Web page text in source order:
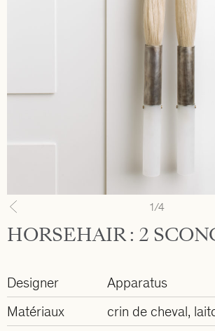
Previous 1/4
HORSEHAIR : 2
Designer
Apparatus
Matériaux
crin de cheval,